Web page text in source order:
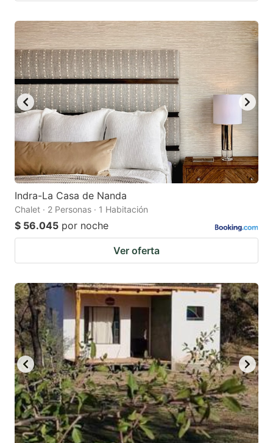
Indra-La Casa de Nanda
Chalet · 2 Personas · 1 Habitación
$ 56.045 por noche
Ver oferta